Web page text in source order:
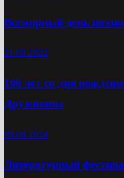
Всемирный день
21.03.2022
100 лет со дня
Дружинина
09.08.2024
Литературный